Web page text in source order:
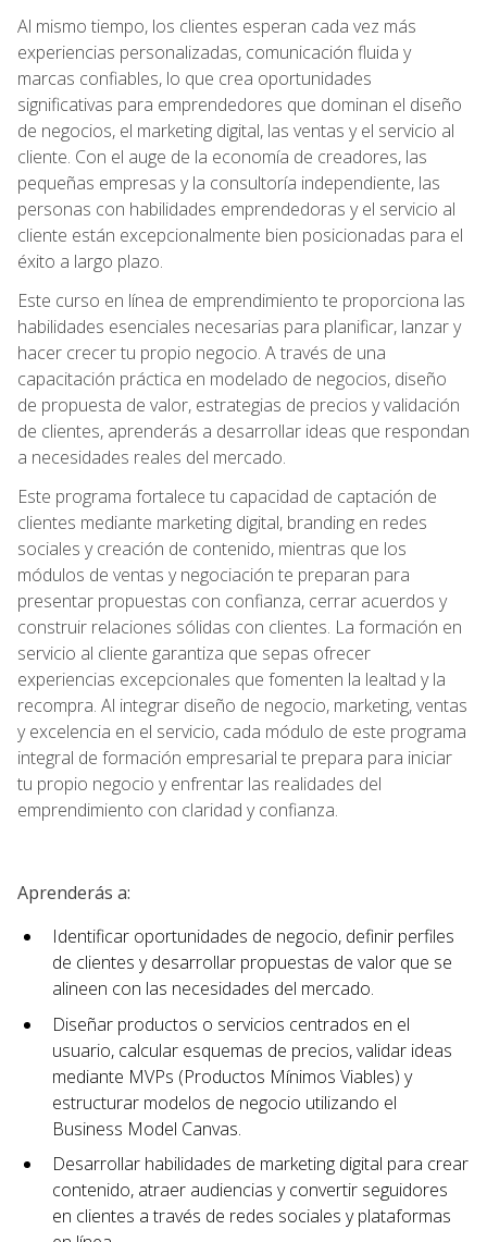
Al mismo tiempo, los clientes esperan cada vez más
experiencias personalizadas, comunicación fluida y
marcas confiables, lo que crea oportunidades
significativas para emprendedores que dominan el diseño
de negocios, el marketing digital, las ventas y el servicio al
cliente. Con el auge de la economía de creadores, las
pequeñas empresas y la consultoría independiente, las
personas con habilidades emprendedoras y el servicio al
cliente están excepcionalmente bien posicionadas para el
éxito a largo plazo.
Este curso en línea de emprendimiento te proporciona las
habilidades esenciales necesarias para planificar, lanzar y
hacer crecer tu propio negocio. A través de una
capacitación práctica en modelado de negocios, diseño
de propuesta de valor, estrategias de precios y validación
de clientes, aprenderás a desarrollar ideas que respondan
a necesidades reales del mercado.
Este programa fortalece tu capacidad de captación de
clientes mediante marketing digital, branding en redes
sociales y creación de contenido, mientras que los
módulos de ventas y negociación te preparan para
presentar propuestas con confianza, cerrar acuerdos y
construir relaciones sólidas con clientes. La formación en
servicio al cliente garantiza que sepas ofrecer
experiencias excepcionales que fomenten la lealtad y la
recompra. Al integrar diseño de negocio, marketing, ventas
y excelencia en el servicio, cada módulo de este programa
integral de formación empresarial te prepara para iniciar
tu propio negocio y enfrentar las realidades del
emprendimiento con claridad y confianza.
Aprenderás a:
Identificar oportunidades de negocio, definir perfiles
de clientes y desarrollar propuestas de valor que se
alineen con las necesidades del mercado.
Diseñar productos o servicios centrados en el
usuario, calcular esquemas de precios, validar ideas
mediante MVPs (Productos Mínimos Viables) y
estructurar modelos de negocio utilizando el
Business Model Canvas.
Desarrollar habilidades de marketing digital para crear
contenido, atraer audiencias y convertir seguidores
en clientes a través de redes sociales y plataformas